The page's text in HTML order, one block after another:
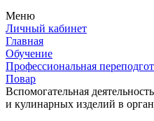
Меню
Личный кабинет
Главная
Обучение
Профессиональная
Повар
Вспомогательная
и кулинарных изделий в